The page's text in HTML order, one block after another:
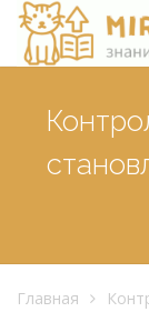
Главная